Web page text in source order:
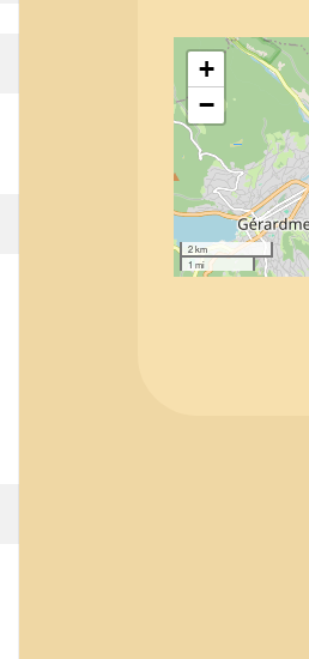
+
−
2 km
1 mi